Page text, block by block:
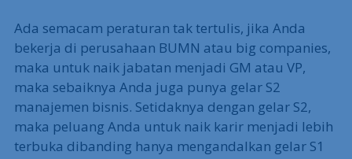
Ada semacam peraturan tak tertulis, jika Anda
bekerja di perusahaan BUMN atau big companies,
maka untuk naik jabatan menjadi GM atau VP,
maka sebaiknya Anda juga punya gelar S2
manajemen bisnis. Setidaknya dengan gelar S2,
maka peluang Anda untuk naik karir menjadi lebih
terbuka dibanding hanya mengandalkan gelar S1